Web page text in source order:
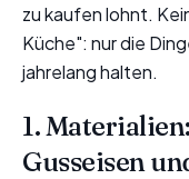
zu kaufen lohnt.
Küche": nur die
jahrelang halten.
1.
Gusseisen